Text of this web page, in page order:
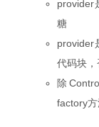
provider
糖
provider
代码块
除
factory方